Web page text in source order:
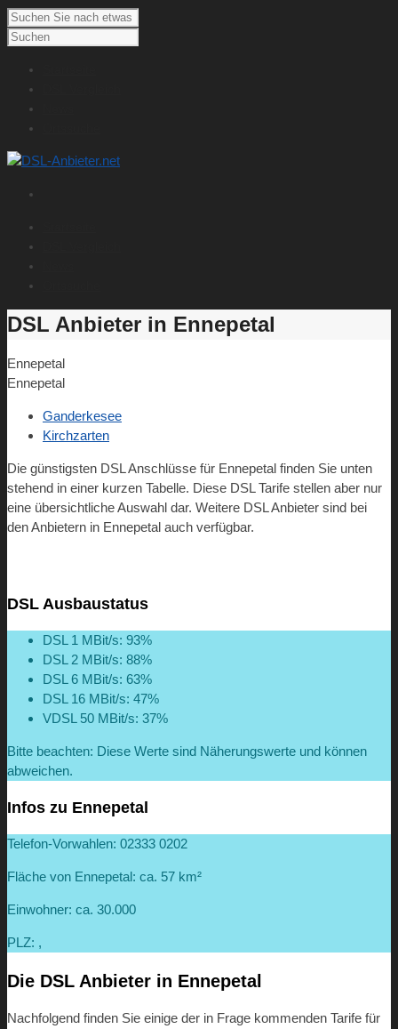
DSL Anbieter in Ennepetal
Ennepetal
Ennepetal
Ganderkesee
Kirchzarten
Die günstigsten DSL Anschlüsse für Ennepetal finden Sie unten
stehend in einer kurzen Tabelle. Diese DSL Tarife stellen aber nur
eine übersichtliche Auswahl dar. Weitere DSL Anbieter sind bei
den Anbietern in Ennepetal auch verfügbar.
DSL Ausbaustatus
DSL 1 MBit/s: 93%
DSL 2 MBit/s: 88%
DSL 6 MBit/s: 63%
DSL 16 MBit/s: 47%
VDSL 50 MBit/s: 37%
Bitte beachten: Diese Werte sind Näherungswerte und können
abweichen.
Infos zu Ennepetal
Telefon-Vorwahlen: 02333 0202
Fläche von Ennepetal: ca. 57 km²
Einwohner: ca. 30.000
PLZ: ,
Die DSL Anbieter in Ennepetal
Nachfolgend finden Sie einige der in Frage kommenden Tarife für